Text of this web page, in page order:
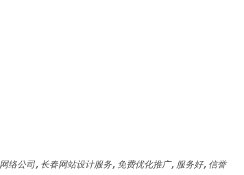
络公司,长春网站设计服务,免费优化推广,服务好,信誉